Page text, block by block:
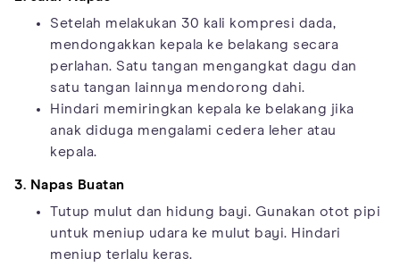
Setelah melakukan 30 kali kompresi dada,
mendongakkan kepala ke belakang secara
perlahan. Satu tangan mengangkat dagu dan
satu tangan lainnya mendorong dahi.
Hindari memiringkan kepala ke belakang jika
anak diduga mengalami cedera leher atau
kepala.
3. Napas Buatan
Tutup mulut dan hidung bayi. Gunakan otot pipi
untuk meniup udara ke mulut bayi. Hindari
meniup terlalu keras.